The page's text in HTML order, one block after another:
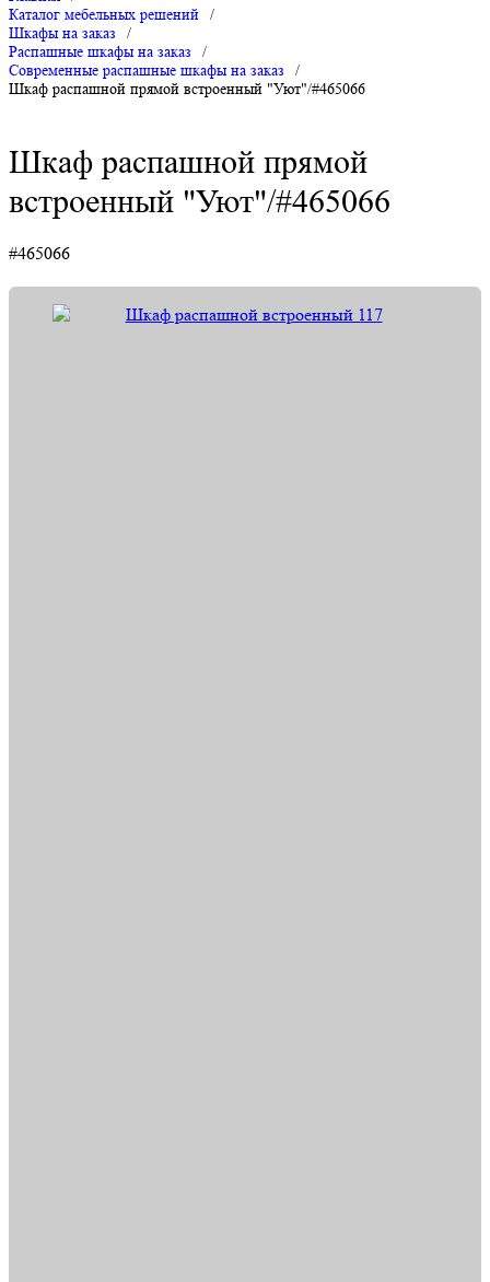
Каталог мебельных решений
/
Шкафы на заказ
/
Распашные шкафы на заказ
/
Современные распашные шкафы на заказ
/
Шкаф распашной прямой встроенный "Уют"/#465066
Шкаф распашной прямой
встроенный "Уют"/#465066
#465066